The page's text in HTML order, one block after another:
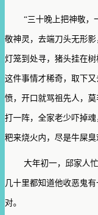
“三十晚上把神敬，
敬神灵，去端刀头无形
灯笼到处寻，猪头挂在
这件事情才稀奇，取下
愤，开口就骂祖先人，
打一阵，全家老少吓掉
粑来烧火内，尽是牛屎臭
大年初一，邱家人
几十里都知道他收恶鬼
对。